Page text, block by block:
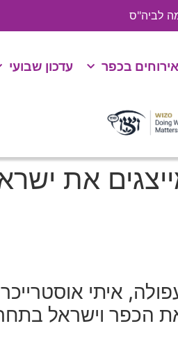
לביה"ס
אירוחים בכפר עדכון שבועי
את
איתי
הכפר וישראל